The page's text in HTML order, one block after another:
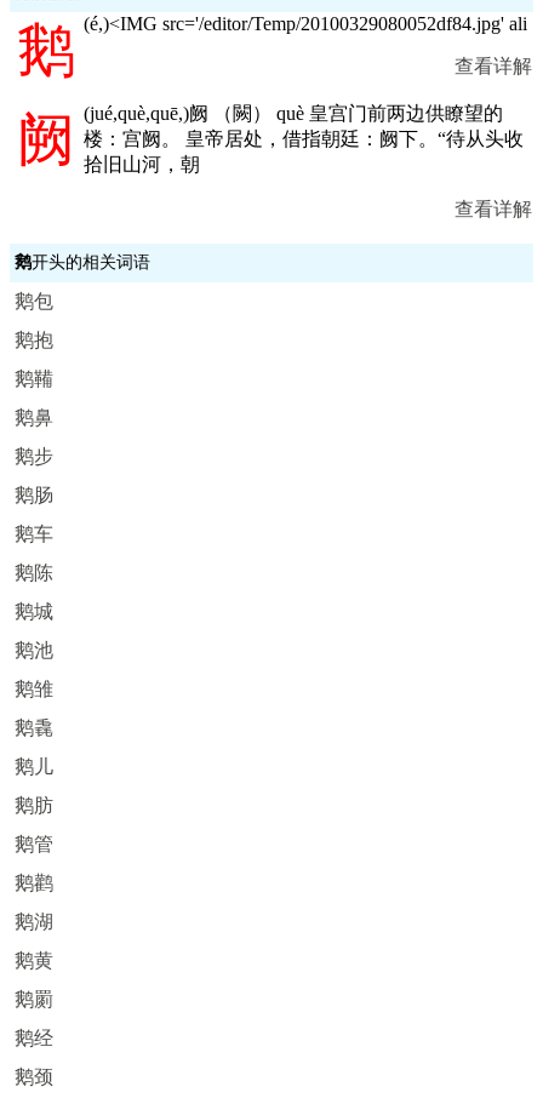
鹅 (é,)<IMG src='/editor/Temp/20100329080052df84.jpg' ali
查看详解
阙 (jué,què,quē,)阙 （闕） què 皇宫门前两边供瞭望的
楼：宫阙。 皇帝居处，借指朝廷：阙下。“待从头收
拾旧山河，朝
查看详解
鹅开头的相关词语
鹅包
鹅抱
鹅鞴
鹅鼻
鹅步
鹅肠
鹅车
鹅陈
鹅城
鹅池
鹅雏
鹅毳
鹅儿
鹅肪
鹅管
鹅鹳
鹅湖
鹅黄
鹅罽
鹅经
鹅颈